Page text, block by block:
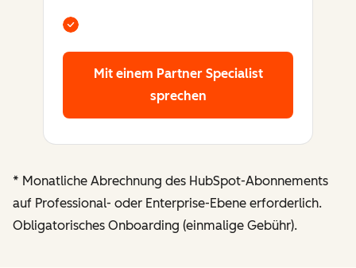
Mit einem Partner Specialist
sprechen
* Monatliche Abrechnung des HubSpot-Abonnements
auf Professional- oder Enterprise-Ebene erforderlich.
Obligatorisches Onboarding (einmalige Gebühr).